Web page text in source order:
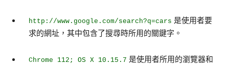
http://www.google.com/search?q=cars 是使用者要
求的網址，其中包含了搜尋時所用的關鍵字。
Chrome 112; OS X 10.15.7 是使用者所用的瀏覽器和